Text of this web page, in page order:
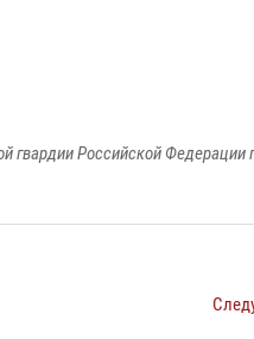
гвардии Российской Федерации